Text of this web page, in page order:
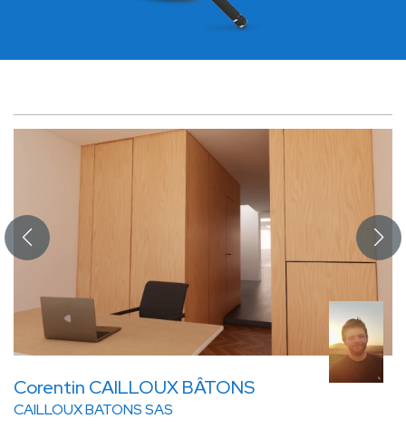
Corentin CAILLOUX BÂTONS
CAILLOUX BATONS SAS